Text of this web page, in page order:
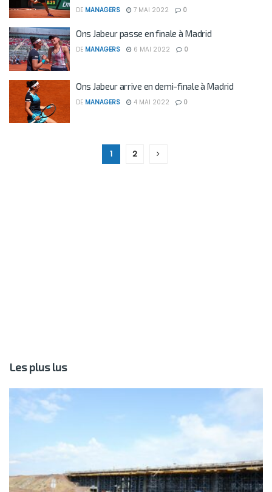
DE MANAGERS 7 MAI 2022 0
Ons Jabeur passe en finale à Madrid
DE MANAGERS 6 MAI 2022 0
Ons Jabeur arrive en demi-finale à Madrid
DE MANAGERS 4 MAI 2022 0
1 2
Les plus lus